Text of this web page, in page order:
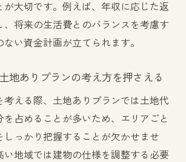
人気の注文住宅と価格帯の傾向
おしゃれな間取りとエリア特性の
と新築一戸建て相場の違いを明確
価格と建売住宅の比較ポイント解
が大切です。例えば、年収に応じた返
、将来の生活費とのバランスを考慮す
い資金計画が立てられます。
地ありプランの考え方を押さえる
考える際、土地ありプランでは土地代
占めることが多いため、エリアごと
しっかり把握することが欠かせませ
い地域では建物の仕様を調整する必要